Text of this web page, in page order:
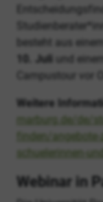
besteht aus
10. Juli und
Campustour vor
Weitere
marburg.de/de/
finden/
schuelerinnen-
Webinar in